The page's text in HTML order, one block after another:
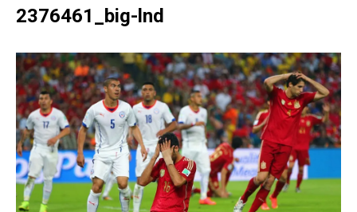
2376461_big-lnd